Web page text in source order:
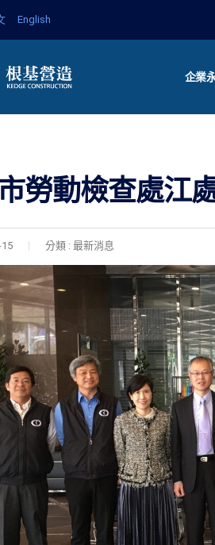
English
企業
勞動檢查處江
分類 : 最新消息